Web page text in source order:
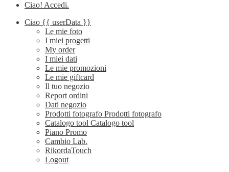
Ciao! Accedi.
Ciao {{ userData }}
Le mie foto
I miei progetti
My order
I miei dati
Le mie promozioni
Le mie giftcard
Il tuo negozio
Report ordini
Dati negozio
Prodotti fotografo Prodotti fotografo
Catalogo tool Catalogo tool
Piano Promo
Cambio Lab.
RikordaTouch
Logout